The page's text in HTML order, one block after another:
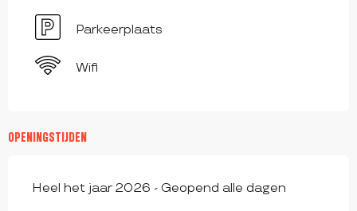
Parkeerplaats
Wifi
OPENINGSTIJDEN
Heel het jaar 2026 - Geopend alle dagen